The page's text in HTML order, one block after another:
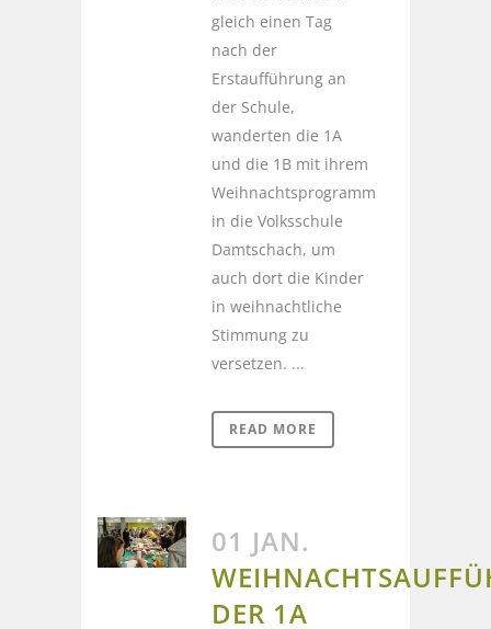
gleich einen Tag
nach der
Erstaufführung an
der Schule,
wanderten die 1A
und die 1B mit ihrem
Weihnachtsprogramm
in die Volksschule
Damtschach, um
auch dort die Kinder
in weihnachtliche
Stimmung zu
versetzen. ...
READ MORE
01 JAN.
DER 1A